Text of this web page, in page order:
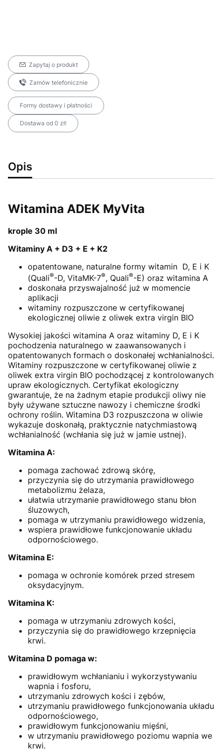
Zapytaj o produkt
Zamów telefonicznie
Formy dostawy i płatności
Dostawa od 0 zł!
Opis
Witamina ADEK MyVita
krople 30 ml
Witaminy A + D3 + E + K2
opatentowane, naturalne formy witamin D, E i K
(Quali®-D, VitaMK-7®, Quali®-E) oraz witamina A
doskonała przyswajalność już w momencie
aplikacji
witaminy rozpuszczone w certyfikowanej
ekologicznej oliwie z oliwek extra virgin BIO
Wysokiej jakości witamina A oraz witaminy D, E i K
pochodzenia naturalnego w zaawansowanych i
opatentowanych formach o doskonałej wchłanialności.
Witaminy rozpuszczone w certyfikowanej oliwie z
oliwek extra virgin BIO pochodzącej z kontrolowanych
upraw ekologicznych. Certyfikat ekologiczny
gwarantuje, że na żadnym etapie produkcji oliwy nie
były używane sztuczne nawozy i chemiczne środki
ochrony roślin. Witamina D3 rozpuszczona w oliwie
wykazuje doskonałą, praktycznie natychmiastową
wchłanialność (wchłania się już w jamie ustnej).
Witamina A:
pomaga zachować zdrową skórę,
przyczynia się do utrzymania prawidłowego
metabolizmu żelaza,
ułatwia utrzymanie prawidłowego stanu błon
śluzowych,
pomaga w utrzymaniu prawidłowego widzenia,
wspiera prawidłowe funkcjonowanie układu
odpornościowego.
Witamina E:
pomaga w ochronie komórek przed stresem
oksydacyjnym.
Witamina K:
pomaga w utrzymaniu zdrowych kości,
przyczynia się do prawidłowego krzepnięcia
krwi.
Witamina D pomaga w:
prawidłowym wchłanianiu i wykorzystywaniu
wapnia i fosforu,
utrzymaniu zdrowych kości i zębów,
utrzymaniu prawidłowego funkcjonowania układu
odpornościowego,
prawidłowym funkcjonowaniu mięśni,
w utrzymaniu prawidłowego poziomu wapnia we
krwi.